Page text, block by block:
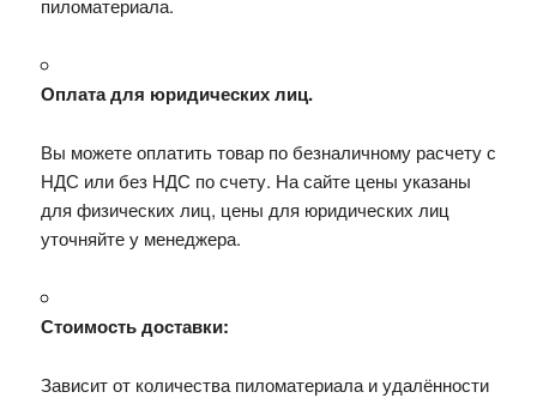
Оплата для юридических лиц.
Вы можете оплатить товар по безналичному расчету с
НДС или без НДС по счету. На сайте цены указаны
для физических лиц, цены для юридических лиц
уточняйте у менеджера.
Стоимость доставки:
Зависит от количества пиломатериала и удалённости